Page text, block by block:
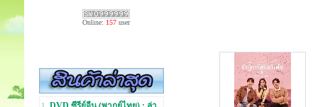
Online: 157 user